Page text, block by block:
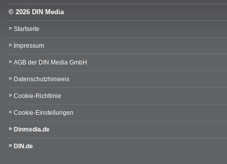
© 2026 DIN Media
Startseite
Impressum
AGB der DIN Media GmbH
Datenschutzhinweis
Cookie-Richtlinie
Cookie-Einstellungen
Dinmedia.de
DIN.de